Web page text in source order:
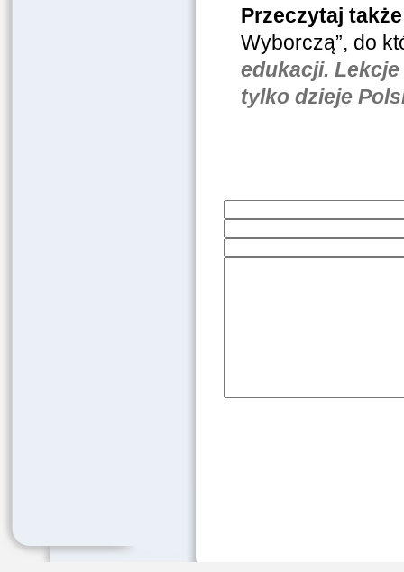
Przeczytaj
Wyborczą”, do
edukacji.
tylko dzieje